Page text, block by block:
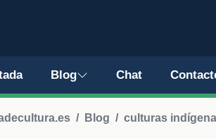
Blog Chat
Blog culturas